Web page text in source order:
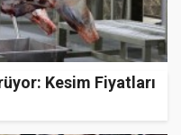
Kesim Fiyatları